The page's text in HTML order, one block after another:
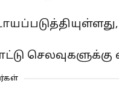
செலவுகளுக்கு